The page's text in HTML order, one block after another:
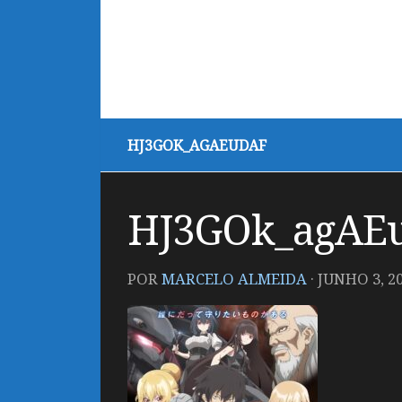
HJ3GOK_AGAEUDAF
PORMARCELO ALMEIDA · JUNHO 3,